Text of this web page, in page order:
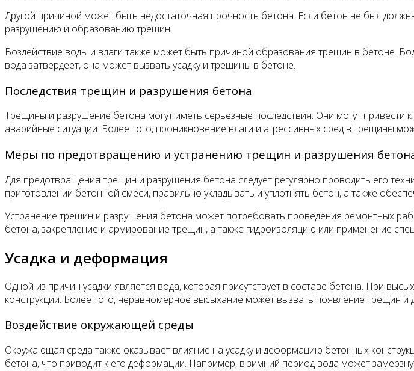
Другой причиной может быть недостаточная прочность бетона. Если бетон не был
разрушению и образованию трещин.
Воздействие воды и влаги также может быть причиной образования трещин в бетоне.
вода затвердеет, она может вызвать усадку и трещины в бетоне.
Последствия трещин и разрушения бетона
Трещины и разрушение бетона могут иметь серьезные последствия. Они могут
аварийные ситуации. Более того, проникновение влаги и агрессивных сред в трещины
Меры по предотвращению и устранению трещин и разрушения
Для предотвращения трещин и разрушения бетона следует регулярно проводить его
приготовлении бетонной смеси, правильно укладывать и уплотнять бетон, а также
Устранение трещин и разрушения бетона может потребовать проведения ремонтных
бетона, закрепление и армирование трещин, а также гидроизоляцию или применение
Усадка и деформация
Одной из причин усадки является вода, которая присутствует в составе бетона. При
конструкции. Более того, неравномерное высыхание может вызвать появление трещин и
Воздействие окружающей среды
Окружающая среда также оказывает влияние на усадку и деформацию бетонных
бетона, что приводит к его деформации. Например, в зимний период вода может